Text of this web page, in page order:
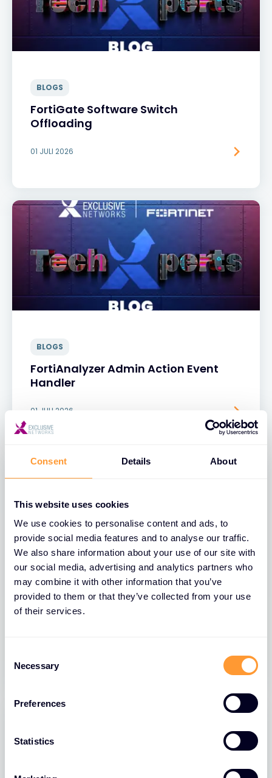
Consent Details About
This website uses cookies
We use cookies to personalise content and ads, to
provide social media features and to analyse our traffic.
We also share information about your use of our site with
our social media, advertising and analytics partners who
may combine it with other information that you’ve
provided to them or that they’ve collected from your use
of their services.
Necessary
Preferences
Statistics
BLOGS
FortiGate Software Switch
Offloading
01 JULI 2026
BLOGS
FortiAnalyzer Admin Action Event
Handler
01 JULI 2026
BLOGS